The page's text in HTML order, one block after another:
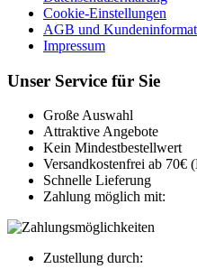
Cookie-Einstellungen
AGB und
Impressum
Unser Service für Sie
Große Auswahl
Attraktive Angebote
Kein Mindestbestellwert
Versandkostenfrei ab 70€
Schnelle Lieferung
Zahlung möglich mit:
Zustellung durch: